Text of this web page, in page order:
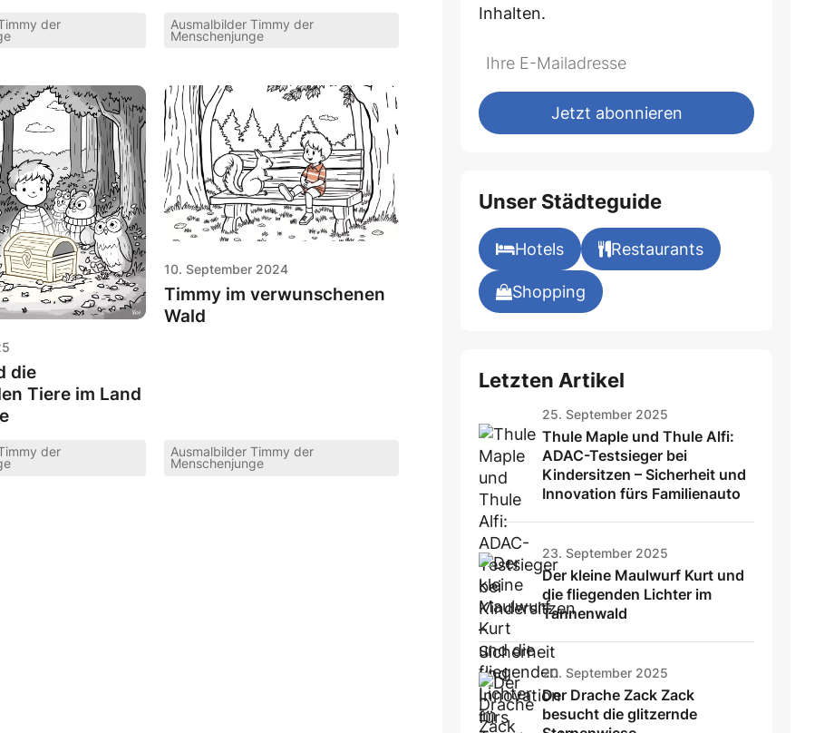
der
Ausmalbilder Timmy der
Menschenjunge
die
Tiere im Land
der
10. September 2024
Timmy im verwunschenen
Wald
Ausmalbilder Timmy der
Menschenjunge
Inhalten.
Jetzt abonnieren
Unser Städteguide
Hotels Restaurants
Shopping
Letzten Artikel
25. September 2025
Thule Maple und Thule Alfi:
ADAC-Testsieger bei
Kindersitzen – Sicherheit und
Innovation fürs Familienauto
23. September 2025
Der kleine Maulwurf Kurt und
die fliegenden Lichter im
Tannenwald
20. September 2025
Der Drache Zack Zack
besucht die glitzernde